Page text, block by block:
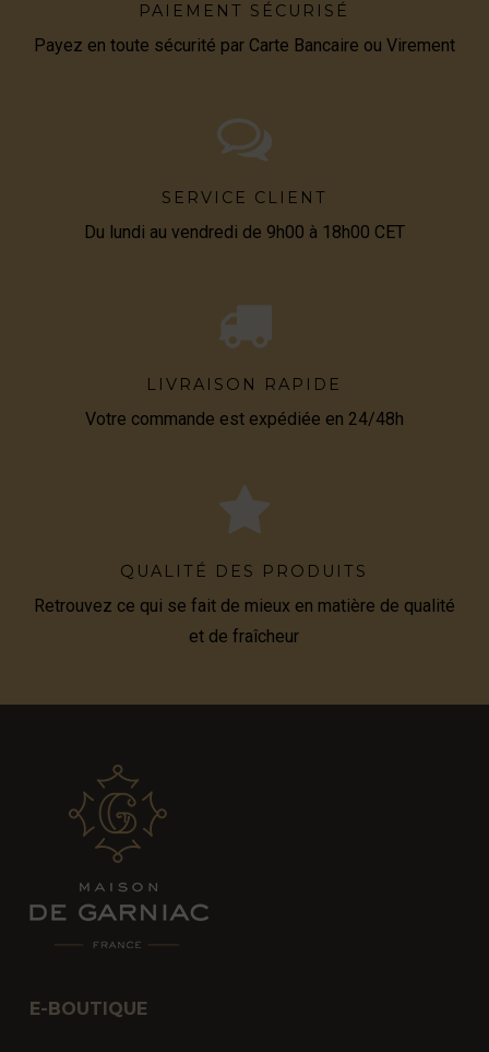
PAIEMENT SÉCURISÉ
Payez en toute sécurité par Carte Bancaire ou Virement
SERVICE CLIENT
Du lundi au vendredi de 9h00 à 18h00 CET
LIVRAISON RAPIDE
Votre commande est expédiée en 24/48h
QUALITÉ DES PRODUITS
Retrouvez ce qui se fait de mieux en matière de qualité
et de fraîcheur
E-BOUTIQUE